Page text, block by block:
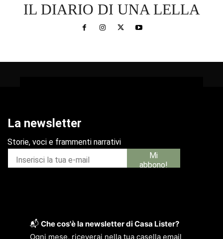
IL DIARIO DI UNA LELLA
📬 Che cos'è la newsletter di Casa Lister?
Ogni mese, riceverai nella tua casella email